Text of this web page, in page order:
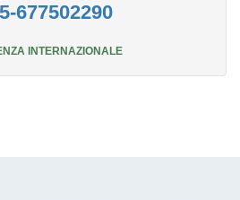
677502290
INTERNAZIONALE